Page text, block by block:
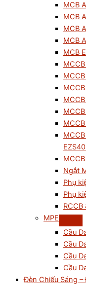
MCB
MCB
MCB
MCB
MCB
Ngắt
Phụ
Phụ
RCCB
MPE
Cầu
Cầu
Cầu
Cầu
Đèn Chiếu Sáng –